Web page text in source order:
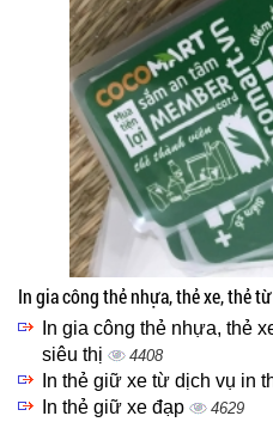
In gia công thẻ nhựa, thẻ xe, thẻ
In gia công thẻ nhựa, thẻ
siêu thị
4408
In thẻ giữ xe từ dịch vụ in
In thẻ giữ xe đạp 4629